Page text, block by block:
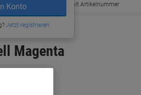
Konto
Jetzt registrieren
Bestellen mit Artikelnummer
Magenta